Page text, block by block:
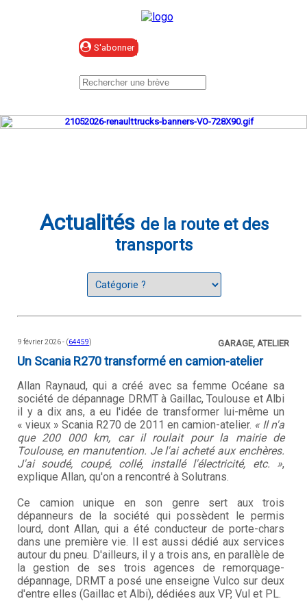
Actualités de la route et des
transports
9 février 2026 - (64459) GARAGE, ATELIER
Un Scania R270 transformé en camion-atelier
Allan Raynaud, qui a créé avec sa femme Océane sa
société de dépannage DRMT à Gaillac, Toulouse et Albi
il y a dix ans, a eu l'idée de transformer lui-même un
« vieux » Scania R270 de 2011 en camion-atelier. « Il n'a
que 200 000 km, car il roulait pour la mairie de
Toulouse, en manutention. Je l'ai acheté aux enchères.
J'ai soudé, coupé, collé, installé l'électricité, etc. »,
explique Allan, qu'on a rencontré à Solutrans.
Ce camion unique en son genre sert aux trois
dépanneurs de la société qui possèdent le permis
lourd, dont Allan, qui a été conducteur de porte-chars
dans une première vie. Il est aussi dédié aux services
autour du pneu. D'ailleurs, il y a trois ans, en parallèle de
la gestion de ses trois agences de remorquage-
dépannage, DRMT a posé une enseigne Vulco sur deux
d'entre elles (Gaillac et Albi), dédiées aux VP, Vul et PL.